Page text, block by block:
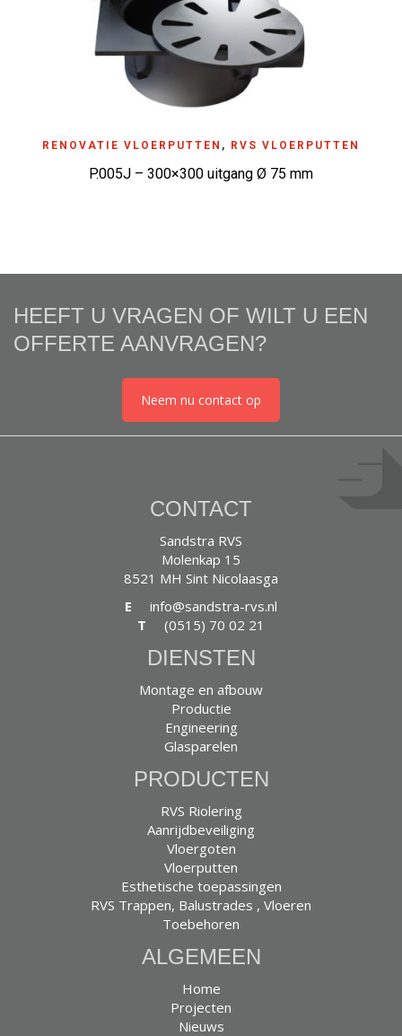
RENOVATIE VLOERPUTTEN , RVS VLOERPUTTEN
P.005J – 300×300 uitgang Ø 75 mm
HEEFT U VRAGEN OF WILT U EEN
OFFERTE AANVRAGEN?
Neem nu contact op
CONTACT
Sandstra RVS
Molenkap 15
8521 MH Sint Nicolaasga
E info@sandstra-rvs.nl
T (0515) 70 02 21
DIENSTEN
Montage en afbouw
Productie
Engineering
Glasparelen
PRODUCTEN
RVS Riolering
Aanrijdbeveiliging
Vloergoten
Vloerputten
Esthetische toepassingen
RVS Trappen, Balustrades , Vloeren
Toebehoren
ALGEMEEN
Home
Projecten
Nieuws